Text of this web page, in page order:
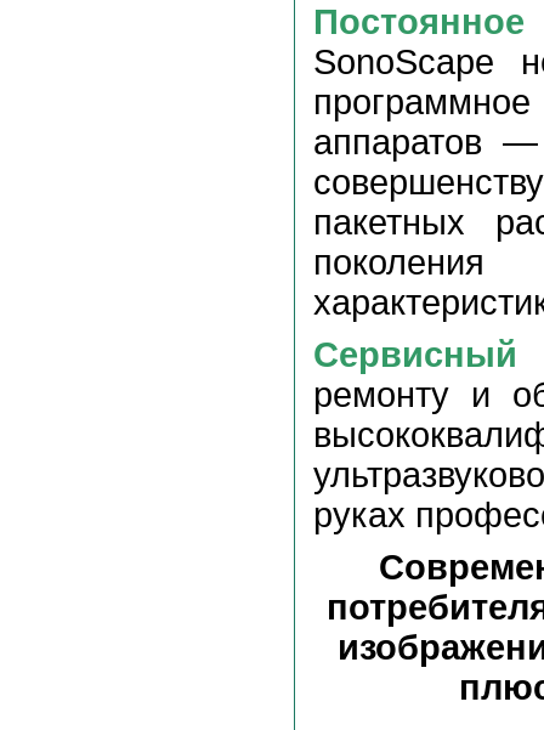
SonoScape
аппаратов
пакетных
Сервисный
ремонту и
руках